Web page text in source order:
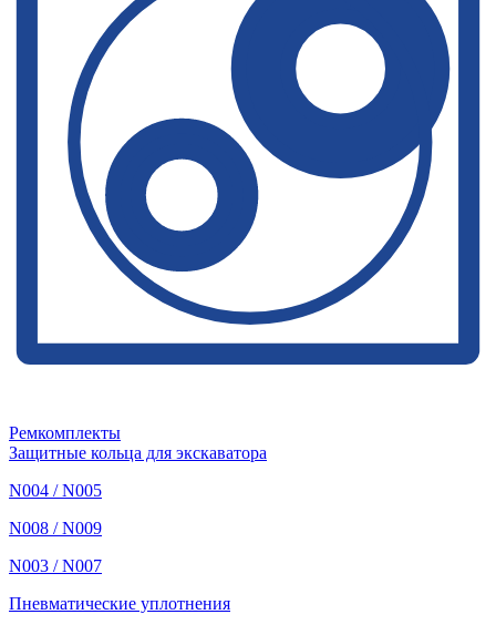
Ремкомплекты
Защитные кольца для экскаватора
N004 / N005
N008 / N009
N003 / N007
Пневматические уплотнения